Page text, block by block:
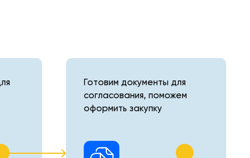
Готовим документы для
согласования, поможем
оформить закупку